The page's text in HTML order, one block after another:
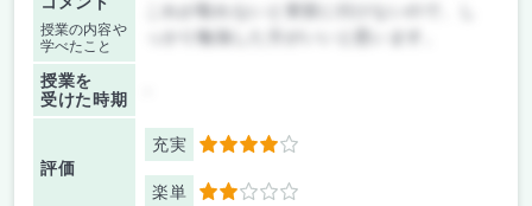
授業の内容や
学べたこと
っかり勉強した方がいいと思います。
授業を
受けた時期
評価
充実 4
楽単 2